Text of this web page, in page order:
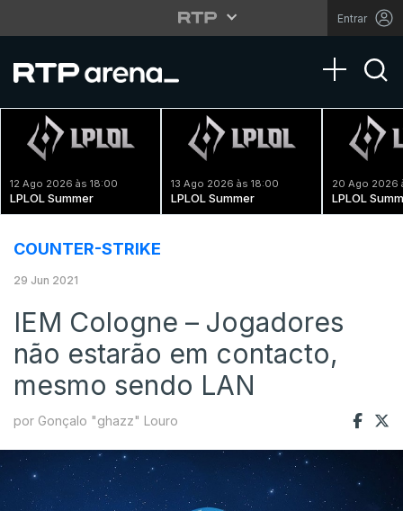
Entrar
Toggle
12 Ago 2026 às 18:00
LPLOL Summer
13 Ago 2026 às 18:00
LPLOL Summer
20 Ago 2026
LPLOL
COUNTER-STRIKE
29 Jun 2021
IEM Cologne – Jogadores
não estarão em contacto,
mesmo sendo LAN
por Gonçalo "ghazz" Louro